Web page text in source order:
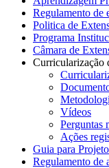
Regulamento de
Politica de
Programa
Câmara de
Curricularização
Vídeos
Perguntas
Ações
Guia para
Regulamento de